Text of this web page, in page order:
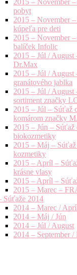
2015 – November
pobyt
2015 – November
kúpeľa pre deti
2015 – November
balíček Infolic
2015 – Júl /
Dr.Max
2015 – Júl /
granátového jablka
2015 – Júl /
sortiment značky
2015 – Júl – Súťaž
komárom značky
2015 – Jún –
biokozmetiky
2015 – Máj –
kozmetiky
2015 – Apríl –
krásne vlasy
2015 – Apríl –
2015 – Marec –
2014
2014 – Marec /
2014 – Máj / Jún
2014 – Júl / August
2014 – September /